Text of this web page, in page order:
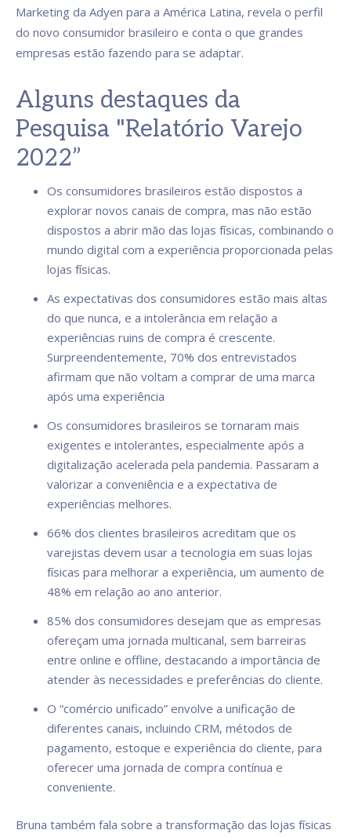
Marketing da Adyen para a América Latina, revela o perfil
do novo consumidor brasileiro e conta o que grandes
empresas estão fazendo para se adaptar.
Alguns destaques da
Pesquisa "Relatório Varejo
2022”
Os consumidores brasileiros estão dispostos a
explorar novos canais de compra, mas não estão
dispostos a abrir mão das lojas físicas, combinando o
mundo digital com a experiência proporcionada pelas
lojas físicas.
As expectativas dos consumidores estão mais altas
do que nunca, e a intolerância em relação a
experiências ruins de compra é crescente.
Surpreendentemente, 70% dos entrevistados
afirmam que não voltam a comprar de uma marca
após uma experiência
Os consumidores brasileiros se tornaram mais
exigentes e intolerantes, especialmente após a
digitalização acelerada pela pandemia. Passaram a
valorizar a conveniência e a expectativa de
experiências melhores.
66% dos clientes brasileiros acreditam que os
varejistas devem usar a tecnologia em suas lojas
físicas para melhorar a experiência, um aumento de
48% em relação ao ano anterior.
85% dos consumidores desejam que as empresas
ofereçam uma jornada multicanal, sem barreiras
entre online e offline, destacando a importância de
atender às necessidades e preferências do cliente.
O “comércio unificado” envolve a unificação de
diferentes canais, incluindo CRM, métodos de
pagamento, estoque e experiência do cliente, para
oferecer uma jornada de compra contínua e
conveniente.
Bruna também fala sobre a transformação das lojas físicas